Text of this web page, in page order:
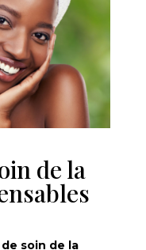
de la
soin de la